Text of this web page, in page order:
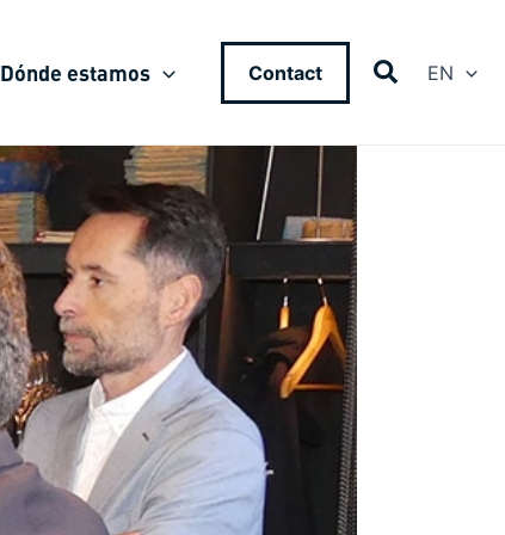
Dónde estamos Contact EN